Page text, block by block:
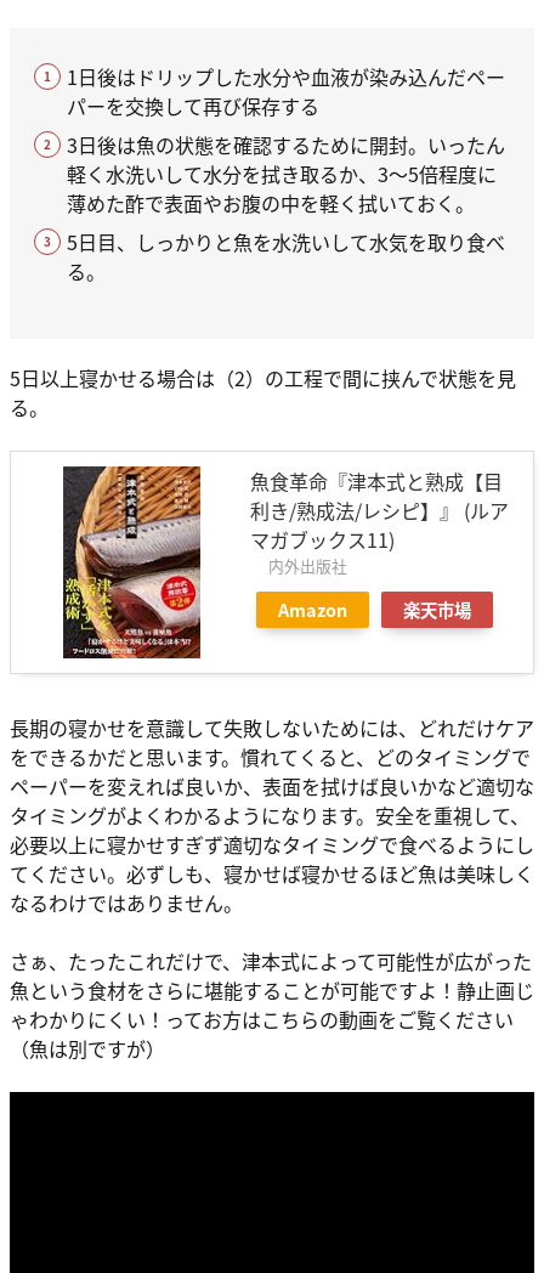
1日後はドリップした水分や血液が染み込んだペー
パーを交換して再び保存する
3日後は魚の状態を確認するために開封。いったん
軽く水洗いして水分を拭き取るか、3〜5倍程度に
薄めた酢で表面やお腹の中を軽く拭いておく。
5日目、しっかりと魚を水洗いして水気を取り食べ
る。
5日以上寝かせる場合は（2）の工程で間に挟んで状態を見
る。
魚食革命『津本式と熟成【目
利き/熟成法/レシピ】』 (ルア
マガブックス11)
内外出版社
Amazon 楽天市場
長期の寝かせを意識して失敗しないためには、どれだけケア
をできるかだと思います。慣れてくると、どのタイミングで
ペーパーを変えれば良いか、表面を拭けば良いかなど適切な
タイミングがよくわかるようになります。安全を重視して、
必要以上に寝かせすぎず適切なタイミングで食べるようにし
てください。必ずしも、寝かせば寝かせるほど魚は美味しく
なるわけではありません。
さぁ、たったこれだけで、津本式によって可能性が広がった
魚という食材をさらに堪能することが可能ですよ！静止画じ
ゃわかりにくい！ってお方はこちらの動画をご覧ください
（魚は別ですが）